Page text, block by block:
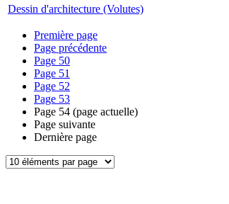
Dessin d'architecture (Volutes)
Première page
Page précédente
Page 50
Page 51
Page 52
Page 53
Page 54 (page actuelle)
Page suivante
Dernière page